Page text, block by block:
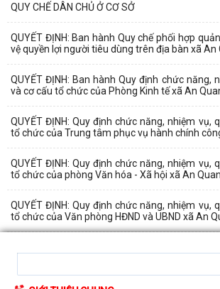
QUY CHẾ DÂN CHỦ Ở CƠ SỞ
QUYẾT ĐỊNH: Ban hành Quy chế phối hợp
vệ quyền lợi người tiêu dùng trên địa bàn xã An
QUYẾT ĐỊNH: Ban hành Quy định chức năng,
và cơ cấu tổ chức của Phòng Kinh tế xã An
QUYẾT ĐỊNH: Quy định chức năng, nhiệm vụ,
tổ chức của Trung tâm phục vụ hành chính
QUYẾT ĐỊNH: Quy định chức năng, nhiệm vụ,
tổ chức của phòng Văn hóa - Xã hội xã An
QUYẾT ĐỊNH: Quy định chức năng, nhiệm vụ,
tổ chức của Văn phòng HĐND và UBND xã An